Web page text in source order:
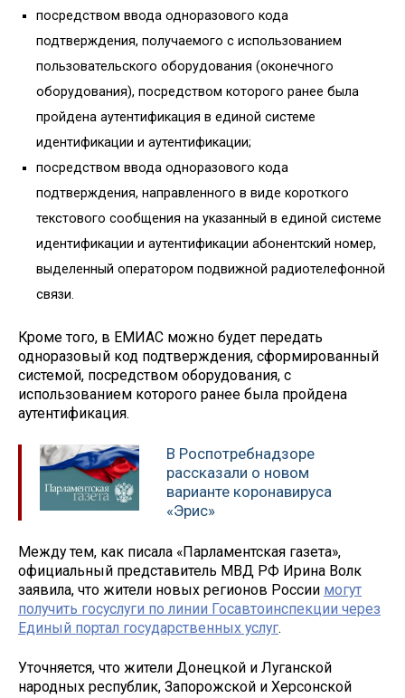
посредством ввода одноразового кода
подтверждения, получаемого с использованием
пользовательского оборудования (оконечного
оборудования), посредством которого ранее была
пройдена аутентификация в единой системе
идентификации и аутентификации;
посредством ввода одноразового кода
подтверждения, направленного в виде короткого
текстового сообщения на указанный в единой системе
идентификации и аутентификации абонентский номер,
выделенный оператором подвижной радиотелефонной
связи.
Кроме того, в ЕМИАС можно будет передать
одноразовый код подтверждения, сформированный
системой, посредством оборудования, с
использованием которого ранее была пройдена
аутентификация.
В Роспотребнадзоре
рассказали о новом
варианте коронавируса
«Эрис»
Между тем, как писала «Парламентская газета»,
официальный представитель МВД РФ Ирина Волк
заявила, что жители новых регионов России могут
получить госуслуги по линии Госавтоинспекции через
Единый портал государственных услуг.
Уточняется, что жители Донецкой и Луганской
народных республик, Запорожской и Херсонской